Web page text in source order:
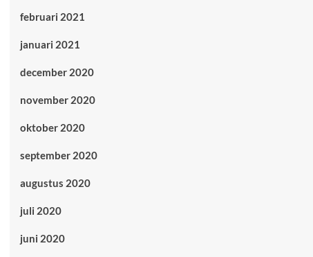
februari 2021
januari 2021
december 2020
november 2020
oktober 2020
september 2020
augustus 2020
juli 2020
juni 2020